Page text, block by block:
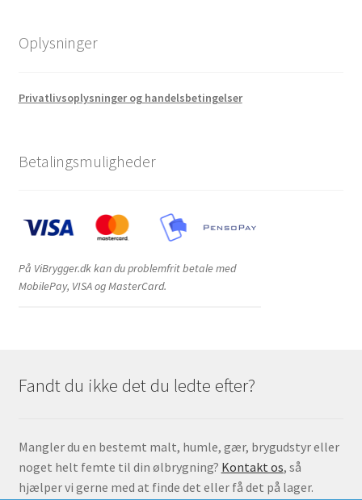
Oplysninger
Privatlivsoplysninger og handelsbetingelser
Betalingsmuligheder
På ViBrygger.dk kan du problemfrit betale med
MobilePay, VISA og MasterCard.
Fandt du ikke det du ledte efter?
Mangler du en bestemt malt, humle, gær, brygudstyr eller
noget helt femte til din ølbrygning? Kontakt os, så
hjælper vi gerne med at finde det eller få det på lager.